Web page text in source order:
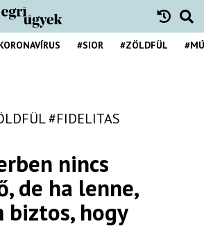
#SIOR #ZÖLDFÜL
#FIDELITAS
nincs
de ha lenne,
biztos, hogy